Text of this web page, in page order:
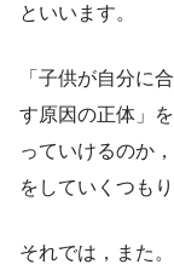
といいます。
「子供が自分に
す原因の正体」
っていけるのか
をしていくつもり
それでは，また。